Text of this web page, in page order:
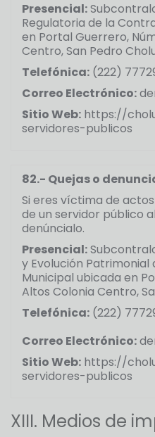
Presencial:
Regulatoria de la
en Portal Guerrero,
Centro, San Pedro
Telefónica: (222)
Correo Electrónico:
Sitio Web: https://
servidores-publicos
82.- Quejas o
Si eres víctima de
de un servidor público
denúncialo.
Presencial:
y Evolución
Municipal ubicada en
Altos Colonia Centro,
Telefónica: (222)
Correo Electrónico:
Sitio Web: https://
servidores-publicos
XIII. Medios de